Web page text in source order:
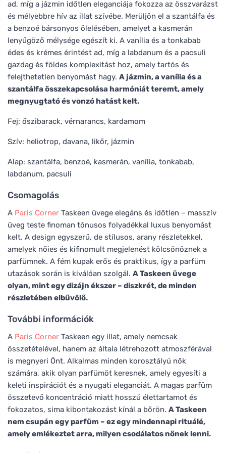
ad, míg a jázmin időtlen eleganciája fokozza az összvarázst
és mélyebbre hív az illat szívébe. Merüljön el a szantálfa és
a benzoé bársonyos ölelésében, amelyet a kasmerán
lenyűgöző mélysége egészít ki. A vanília és a tonkabab
édes és krémes érintést ad, míg a labdanum és a pacsuli
gazdag és földes komplexitást hoz, amely tartós és
felejthetetlen benyomást hagy. A jázmin, a vanília és a
szantálfa összekapcsolása harmóniát teremt, amely
megnyugtató és vonzó hatást kelt.
Fej: őszibarack, vérnarancs, kardamom
Szív: heliotrop, davana, likőr, jázmin
Alap: szantálfa, benzoé, kasmerán, vanília, tonkabab,
labdanum, pacsuli
Csomagolás
A Paris Corner Taskeen üvege elegáns és időtlen – masszív
üveg teste finoman tónusos folyadékkal luxus benyomást
kelt. A design egyszerű, de stílusos, arany részletekkel,
amelyek nőies és kifinomult megjelenést kölcsönöznek a
parfümnek. A fém kupak erős és praktikus, így a parfüm
utazások során is kiválóan szolgál. A Taskeen üvege
olyan, mint egy dizájn ékszer – diszkrét, de minden
részletében elbűvölő.
További információk
A Paris Corner Taskeen egy illat, amely nemcsak
összetételével, hanem az általa létrehozott atmoszférával
is megnyeri Önt. Alkalmas minden korosztályú nők
számára, akik olyan parfümöt keresnek, amely egyesíti a
keleti inspirációt és a nyugati eleganciát. A magas parfüm
összetevő koncentráció miatt hosszú élettartamot és
fokozatos, sima kibontakozást kínál a bőrön. A Taskeen
nem csupán egy parfüm – ez egy mindennapi rituálé,
amely emlékeztet arra, milyen csodálatos nőnek lenni.